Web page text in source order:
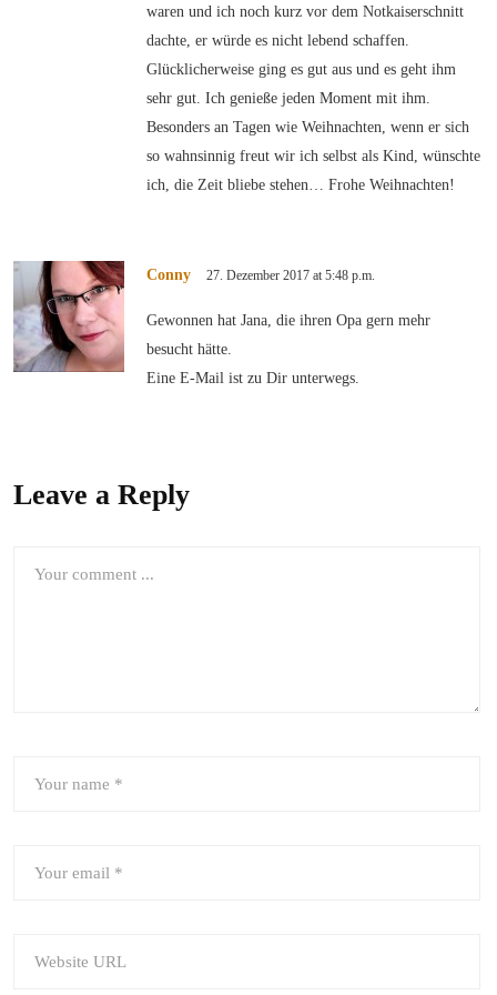
waren und ich noch kurz vor dem Notkaiserschnitt
dachte, er würde es nicht lebend schaffen.
Glücklicherweise ging es gut aus und es geht ihm
sehr gut. Ich genieße jeden Moment mit ihm.
Besonders an Tagen wie Weihnachten, wenn er sich
so wahnsinnig freut wir ich selbst als Kind, wünschte
ich, die Zeit bliebe stehen… Frohe Weihnachten!
Conny 27. Dezember 2017 at 5:48 p.m.
Gewonnen hat Jana, die ihren Opa gern mehr
besucht hätte.
Eine E-Mail ist zu Dir unterwegs.
Leave a Reply